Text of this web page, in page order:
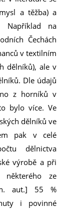
a těžba) a
na
Čechách
v textilním
dělníků), ale v
Dle údajů
z horníků v
bylo více. Ve
dělníků ve
pak v celé
dělnictva
výrobě a při
ze
aut.] 55 %
i povinné